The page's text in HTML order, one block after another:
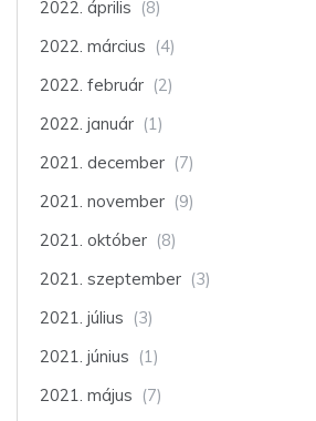
2022. április (8)
2022. március (4)
2022. február (2)
2022. január (1)
2021. december (7)
2021. november (9)
2021. október (8)
2021. szeptember (3)
2021. július (3)
2021. június (1)
2021. május (7)